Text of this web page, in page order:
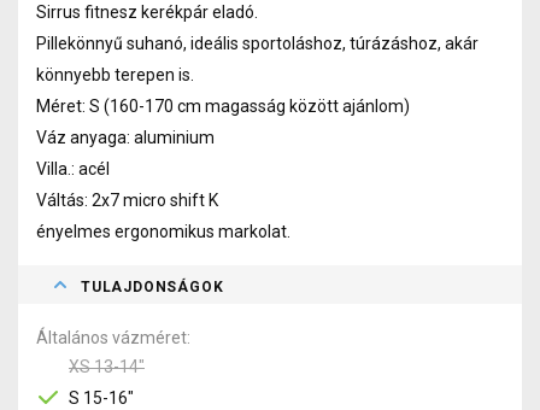
Sirrus fitnesz kerékpár eladó.
Pillekönnyű suhanó, ideális sportoláshoz, túrázáshoz, akár
könnyebb terepen is.
Méret: S (160-170 cm magasság között ajánlom)
Váz anyaga: aluminium
Villa.: acél
Váltás: 2x7 micro shift K
ényelmes ergonomikus markolat.
TULAJDONSÁGOK
Általános vázméret
XS 13-14"
S 15-16"